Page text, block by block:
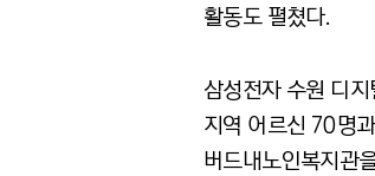
활동도 펼쳤다.
삼성전자 수원 디
지역 어르신 70명
버드내노인복지관